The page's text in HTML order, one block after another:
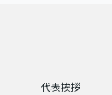
代表挨拶